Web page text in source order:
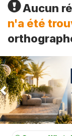
Aucun
n'a été
Previous